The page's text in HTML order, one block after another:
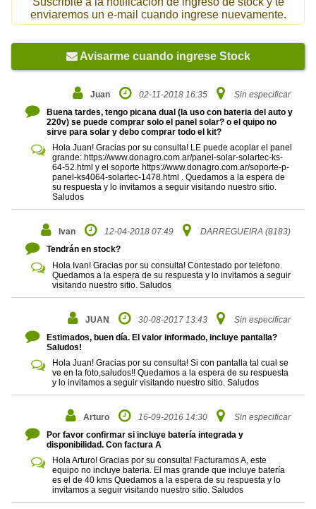
enviaremos un e-mail cuando ingrese nuevamente.
Avisarme cuando ingrese Stock
Juan 02-11-2018 16:35
Sin especificar
Buena tardes, tengo picana dual (la uso con bateria del auto y
220v) se puede comprar solo el panel solar? o el quipo no
sirve para solar y debo comprar todo el kit?
Hola Juan! Gracias por su consulta! LE puede acoplar el panel
grande: https://www.donagro.com.ar/panel-solar-solartec-ks-
64-52.html y el soporte https://www.donagro.com.ar/soporte-p-
panel-ks4064-solartec-1478.html . Quedamos a la espera de
su respuesta y lo invitamos a seguir visitando nuestro sitio.
Saludos
Ivan 12-04-2018 07:49
DARREGUEIRA (8183)
Tendrán en stock?
Hola Ivan! Gracias por su consulta! Contestado por telefono.
Quedamos a la espera de su respuesta y lo invitamos a seguir
visitando nuestro sitio. Saludos
JUAN 30-08-2017 13:43
Sin especificar
Estimados, buen día. El valor informado, incluye pantalla?
Saludos!
Hola Juan! Gracias por su consulta! Si con pantalla tal cual se
ve en la foto,saludos!! Quedamos a la espera de su respuesta
y lo invitamos a seguir visitando nuestro sitio. Saludos
Arturo 16-09-2016 14:30
Sin especificar
Por favor confirmar si incluye batería integrada y
disponibilidad. Con factura A
Hola Arturo! Gracias por su consulta! Facturamos A, este
equipo no incluye bateria. El mas grande que incluye batería
es el de 40 kms Quedamos a la espera de su respuesta y lo
invitamos a seguir visitando nuestro sitio. Saludos